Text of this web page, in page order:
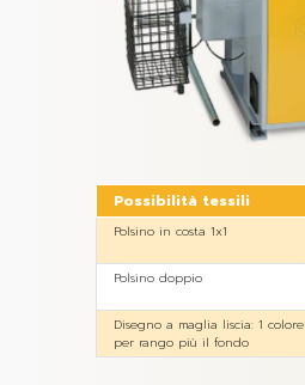
Possibilità tessili
Polsino in costa 1x1
Polsino doppio
Disegno a maglia liscia: 1 colore
per rango più il fondo